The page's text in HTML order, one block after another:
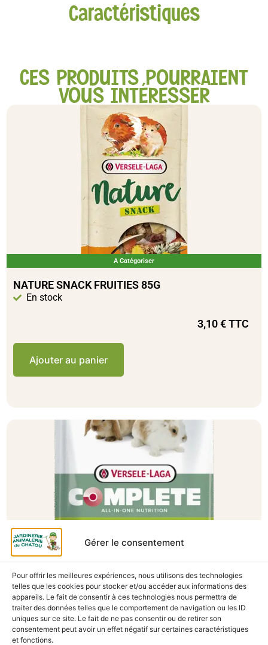
Gérer le consentement
Pour offrir les meilleures expériences, nous utilisons des technologies
telles que les cookies pour stocker et/ou accéder aux informations des
appareils. Le fait de consentir à ces technologies nous permettra de
traiter des données telles que le comportement de navigation ou les ID
uniques sur ce site. Le fait de ne pas consentir ou de retirer son
consentement peut avoir un effet négatif sur certaines caractéristiques
et fonctions.
Caractéristiques
CES PRODUITS POURRAIENT
VOUS INTÉRESSER
A Catégoriser
NATURE SNACK FRUITIES 85G
En stock
3,10€TTC
Ajouter au panier
A Catégoriser
CUNI COMPLETE JUNIOR 1.75KG
En stock